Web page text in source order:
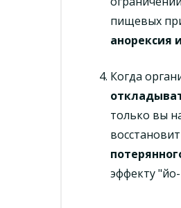
пищевых
анорексия
Когда
только вы
эффекту